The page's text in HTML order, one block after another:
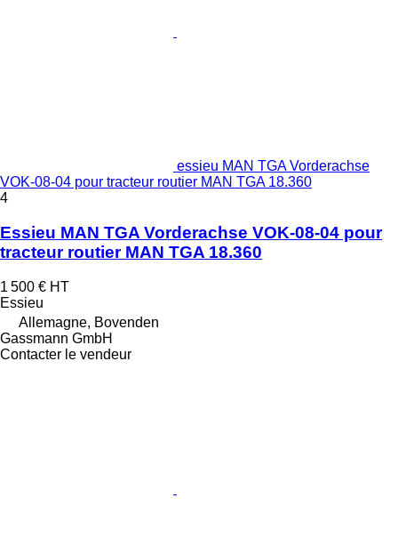
essieu MAN TGA Vorderachse
VOK-08-04 pour tracteur routier MAN TGA 18.360
4
Essieu MAN TGA Vorderachse VOK-08-04 pour
tracteur routier MAN TGA 18.360
1 500 € HT
Essieu
Allemagne, Bovenden
Gassmann GmbH
Contacter le vendeur